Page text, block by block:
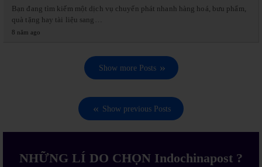
Bạn đang tìm kiếm một dịch vụ chuyển phát nhanh hàng hoá, bưu phẩm,
quà tặng hay tài liệu sang…
8 năm ago
Show more Posts
Show previous Posts
NHỮNG LÍ DO CHỌN Indochinapost ?